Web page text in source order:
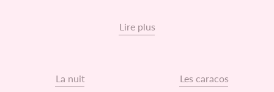
Lire plus
La nuit Les caracos